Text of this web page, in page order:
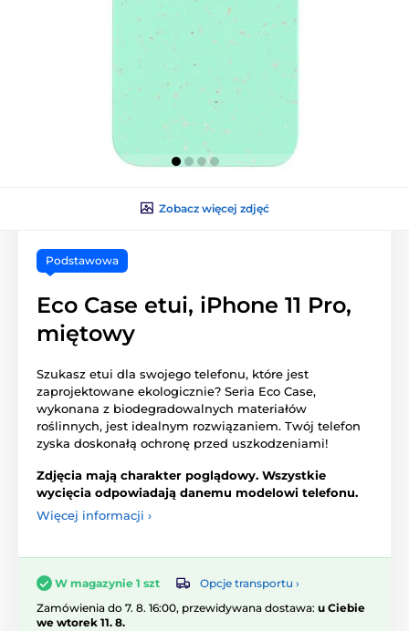
Zobacz więcej zdjęć
Podstawowa
Eco Case etui, iPhone 11 Pro,
miętowy
Szukasz etui dla swojego telefonu, które jest
zaprojektowane ekologicznie? Seria Eco Case,
wykonana z biodegradowalnych materiałów
roślinnych, jest idealnym rozwiązaniem. Twój telefon
zyska doskonałą ochronę przed uszkodzeniami!
Zdjęcia mają charakter poglądowy. Wszystkie
wycięcia odpowiadają danemu modelowi telefonu.
Więcej informacji ›
W magazynie 1 szt
Opcje transportu ›
Zamówienia do 7. 8. 16:00, przewidywana dostawa: u Ciebie
we wtorek 11. 8.